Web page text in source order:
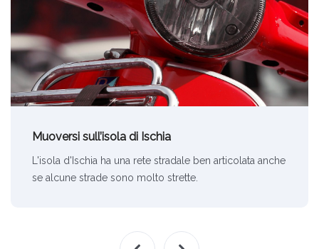
Muoversi sull’isola di Ischia
L'isola d'Ischia ha una rete stradale ben articolata anche
se alcune strade sono molto strette.